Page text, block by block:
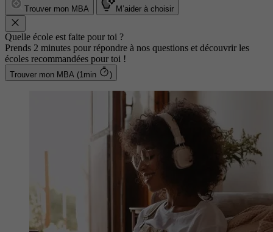
Trouver mon MBA M’aider à choisir
Quelle école est faite pour toi ?
Prends 2 minutes pour répondre à nos questions et découvrir les
écoles recommandées pour toi !
Trouver mon MBA (1min )